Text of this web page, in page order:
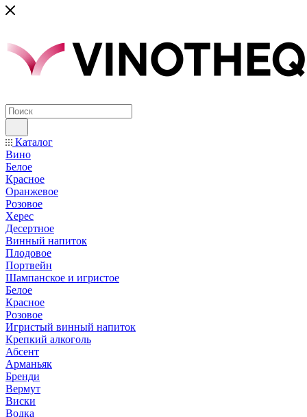
Каталог
Вино
Белое
Красное
Оранжевое
Розовое
Херес
Десертное
Винный напиток
Плодовое
Портвейн
Шампанское и игристое
Белое
Красное
Розовое
Игристый винный напиток
Крепкий алкоголь
Абсент
Арманьяк
Бренди
Вермут
Виски
Водка